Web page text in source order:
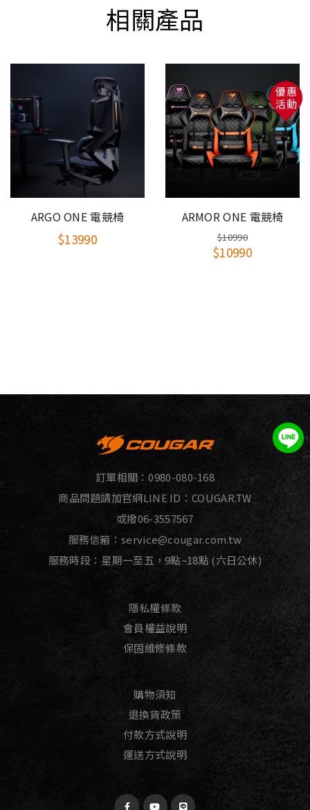
費用。
2.如組裝後不滿意想辦理退貨，因本系列產品部分零
件是一次性組裝，無法回收使用，需要自行負擔此零
件費用和產品整新費用。
相關產品
ARGO ONE 電競椅
$13990
ARMOR ONE 電競椅
$10990
$10990
訂單相關：0980-080-168
商品問題請加官網LINE ID：COUGAR.TW
或撥06-3557567
服務信箱：service@cougar.com.tw
服務時段：星期一至五，9點~18點 (六日公休)
隱私權條款
會員權益說明
保固維修條款
購物須知
退換貨政策
付款方式說明
運送方式說明
優惠
活動